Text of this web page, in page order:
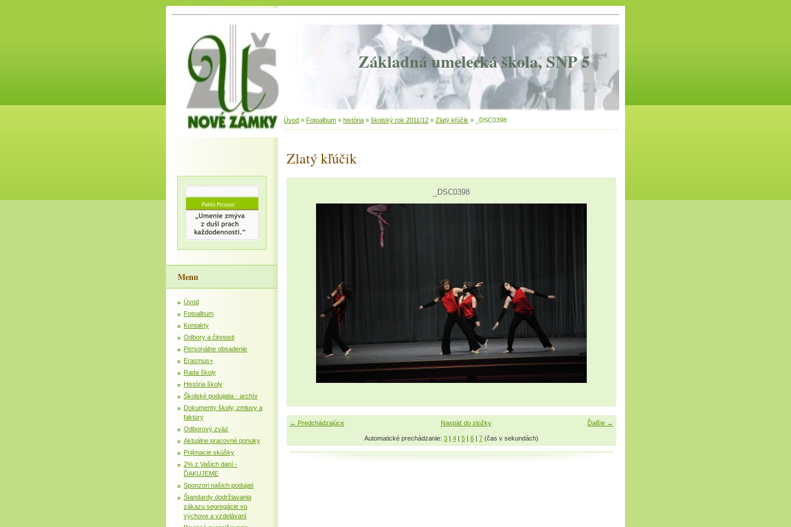
Základná umelecká škola, SNP 5
Úvod » Fotoalbum » história » školský rok 2011/12 » Zlatý kľúčik » _DSC0398
Zlatý kľúčik
_DSC0398
← Predchádzajúce Ďalšie →
Naspäť do zložky
Automatické prechádzanie: 3 | 4 | 5 | 6 | 7 (čas v sekundách)
Menu
Úvod
Fotoalbum
Kontakty
Odbory a činnosti
Personálne obsadenie
Erasmus+
Rada školy
História školy
Školské podujatia - archív
Dokumenty školy, zmluvy a
faktúry
Odborový zväz
Aktuálne pracovné ponuky
Prijímacie skúšky
2% z Vašich daní -
ĎAKUJEME
Sponzori našich podujatí
Štandardy dodržiavania
zákazu segregácie vo
výchove a vzdelávaní